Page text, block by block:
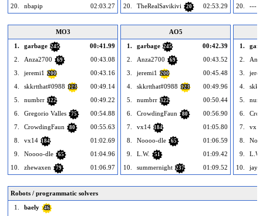
20.
nbapip 02:03.27
20.
TheRealSavikivi 20 02:53.29
20.
---
MO3
1.
garbage 245
00:41.99
2.
Anza2700 69
00:43.08
3.
jeremi1 200
00:43.16
4.
skkrtthat#0988 123
00:49.14
5.
numbrr 322
00:49.22
6.
Gregorio Valles 75
00:54.88
7.
CrowdingFaun 80
00:55.63
8.
vx14 184
01:02.69
9.
Noooo-dle 65
01:04.96
10.
zhewaxen 79 01:06.97
AO5
1.
garbage 245
00:42.39
2.
Anza2700 69
00:43.52
3.
jeremi1 200
00:45.48
4.
skkrtthat#0988 123
00:49.96
5.
numbrr 322
00:50.44
6.
CrowdingFaun 80
00:56.90
7.
vx14 184
01:05.80
8.
Noooo-dle 65
01:06.59
9.
L.W. 51
01:09.42
10.
summernight 237 01:09.52
1.
2.
3.
4.
5.
6.
7.
vx14
8.
9.
L.W.
10.
Robots / programmatic solvers
1.
baely 46